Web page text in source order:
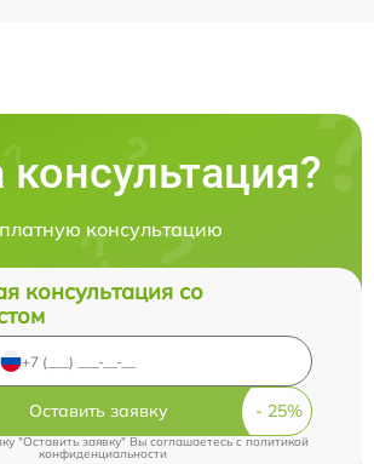
консультацию
консультация со
Оставить заявку
"Оставить заявку" Вы соглашаетесь c политикой
конфиденциальности